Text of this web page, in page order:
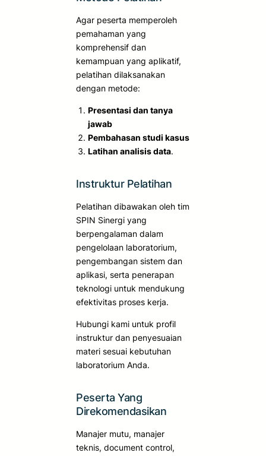
Agar peserta memperoleh
pemahaman yang
komprehensif dan
kemampuan yang aplikatif,
pelatihan dilaksanakan
dengan metode:
Presentasi dan tanya
jawab
Pembahasan studi kasus
Latihan analisis data.
Instruktur Pelatihan
Pelatihan dibawakan oleh tim
SPIN Sinergi yang
berpengalaman dalam
pengelolaan laboratorium,
pengembangan sistem dan
aplikasi, serta penerapan
teknologi untuk mendukung
efektivitas proses kerja.
Hubungi kami untuk profil
instruktur dan penyesuaian
materi sesuai kebutuhan
laboratorium Anda.
Peserta Yang
Direkomendasikan
Manajer mutu, manajer
teknis, document control,